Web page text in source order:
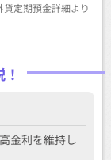
定期預金詳細より
金利を維持し